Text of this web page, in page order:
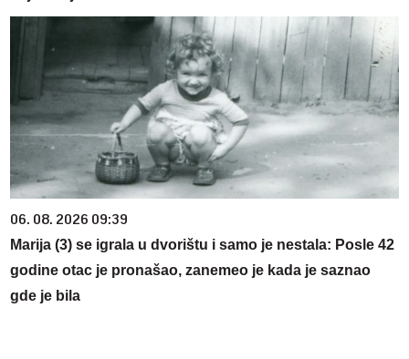
06. 08. 2026 09:39
Marija (3) se igrala u dvorištu i samo je nestala: Posle 42
godine otac je pronašao, zanemeo je kada je saznao
gde je bila